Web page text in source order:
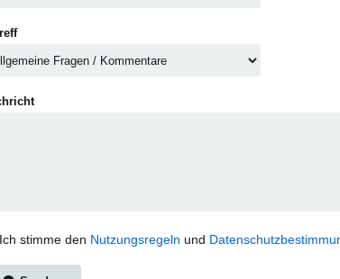
Ich stimme den Nutzungsregeln und